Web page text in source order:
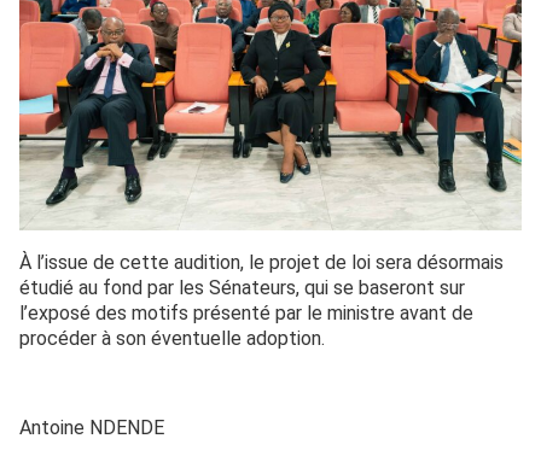
À l’issue de cette audition, le projet de loi sera désormais
étudié au fond par les Sénateurs, qui se baseront sur
l’exposé des motifs présenté par le ministre avant de
procéder à son éventuelle adoption.
Antoine NDENDE